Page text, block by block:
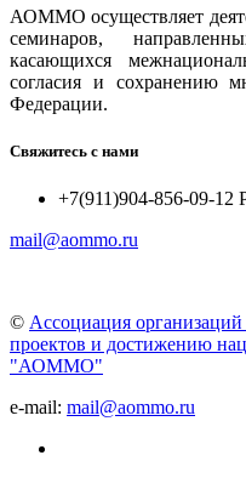
АОММО осуществляет
семинаров,
касающихся
согласия и сохранению
Федерации.
Свяжитесь с нами
+7(911)904-856-09-12
mail@aommo.ru
© Ассоциация
проектов и достижению
"АОММО"
e-mail: mail@aommo.ru